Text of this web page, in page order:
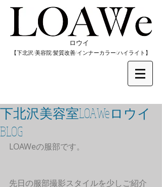
​ロウイ
​【下北沢/美容院/髪質改善/インナーカラー/​ハイライト】
下北沢美容室LOAWeロウイ
BLOG
LOAWeの服部です。
先日の服部撮影スタイルを少しご紹介